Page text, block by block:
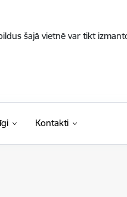
šajā vietnē var tikt
Kontakti